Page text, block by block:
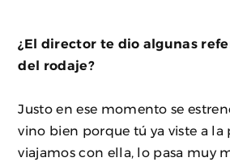
¿El director te dio algunas
del rodaje?
Justo en ese momento se
vino bien porque tú ya viste a la
viajamos con ella, lo pasa muy